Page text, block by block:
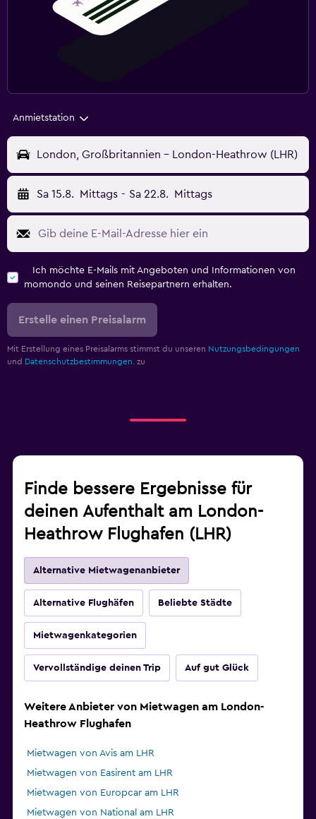
Anmietstation
London, Großbritannien - London-Heathrow (LHR)
Sa 15.8. Mittags - Sa 22.8. Mittags
Ich möchte E-Mails mit Angeboten und Informationen von
momondo und seinen Reisepartnern erhalten.
Erstelle einen Preisalarm
Mit Erstellung eines Preisalarms stimmst du unseren Nutzungsbedingungen
und Datenschutzbestimmungen. zu
Finde bessere Ergebnisse für
deinen Aufenthalt am London-
Heathrow Flughafen (LHR)
Alternative Mietwagenanbieter
Alternative Flughäfen Beliebte Städte
Mietwagenkategorien
Vervollständige deinen Trip Auf gut Glück
Weitere Anbieter von Mietwagen am London-
Heathrow Flughafen
Mietwagen von Avis am LHR
Mietwagen von Easirent am LHR
Mietwagen von Europcar am LHR
Mietwagen von National am LHR